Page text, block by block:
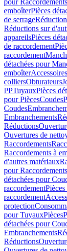
pour Raccordements
emboîterPièces
de serrage
Réductions sur
appareilsPièces
de raccordement
raccordement
détachées pour
emboîterAccessoires
colliersObturateurs
PPTuyauxPièces
pour PiècesCoudes
Coudes
Embranchements
Réductions
Ouvertures de
Raccordements
Raccordements à
d'autres matériaux
pour
détachées pour
raccordement
raccordement
protection
pour TuyauxPièces
détachées pour
Embranchements
Réductions